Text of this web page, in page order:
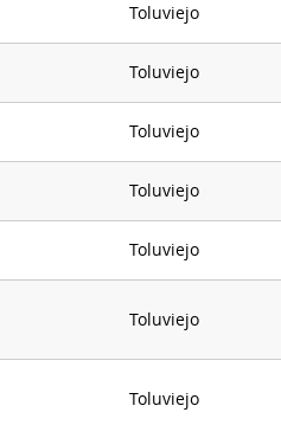
Toluviejo
Toluviejo
Toluviejo
Toluviejo
Toluviejo
Toluviejo
Toluviejo